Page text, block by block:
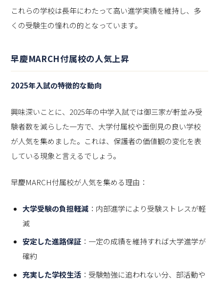
これらの学校は長年にわたって高い進学実績を維持し、多
くの受験生の憧れの的となっています。
早慶MARCH付属校の人気上昇
2025年入試の特徴的な動向
興味深いことに、2025年の中学入試では御三家が軒並み受
験者数を減らした一方で、大学付属校や面倒見の良い学校
が人気を集めました。これは、保護者の価値観の変化を表
している現象と言えるでしょう。
早慶MARCH付属校が人気を集める理由：
大学受験の負担軽減 ：内部進学により受験ストレスが軽
減
安定した進路保証 ：一定の成績を維持すれば大学進学が
確約
充実した学校生活 ：受験勉強に追われない分、部活動や